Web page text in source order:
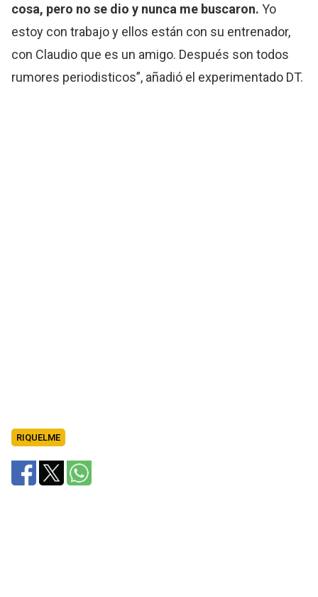
cosa, pero no se dio y nunca me buscaron.Yo
estoy con trabajo y ellos están con su entrenador,
con Claudio que es un amigo. Después son todos
rumores periodisticos”, añadió el experimentado DT.
RIQUELME